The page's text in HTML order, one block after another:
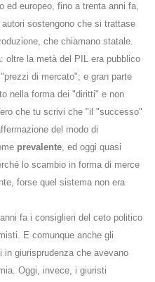
ed europeo, fino a trenta anni fa,
sostengono che si trattase
che chiamano statale.
oltre la metà del PIL era pubblico
di mercato"; e gran parte
nella forma dei "diritti" e non
che tu scrivi che "il "successo"
del modo di
prevalente, ed oggi quasi
lo scambio in forma di merce
forse quel sistema non era
fa i consiglieri del ceto politico
E comunque anche gli
in giurisprudenza che avevano
Oggi, invece, i giuristi